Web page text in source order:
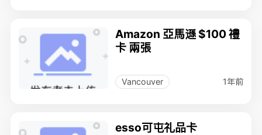
Amazon 亞馬遜 $100 禮
卡 兩張
Vancouver 1年前
esso可屯礼品卡